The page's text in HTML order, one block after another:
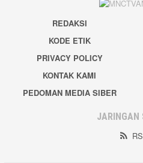
REDAKSI
KODE ETIK
PRIVACY POLICY
KONTAK KAMI
PEDOMAN MEDIA SIBER
JARINGAN